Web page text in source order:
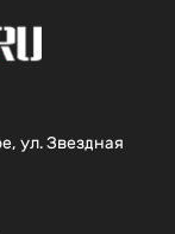
ул. Звездная